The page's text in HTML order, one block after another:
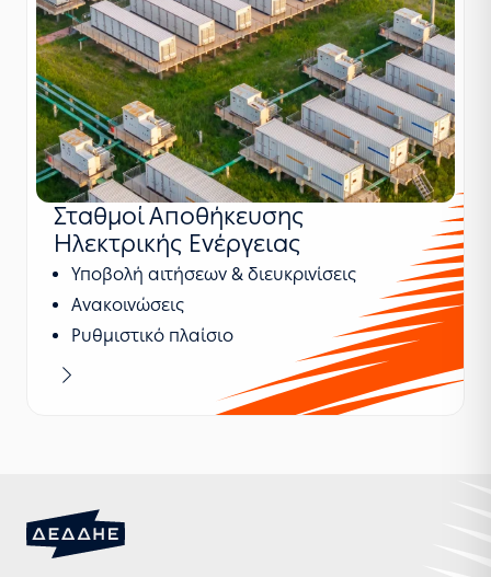
Σταθμοί Αποθήκευσης
Ηλεκτρικής Ενέργειας
Υποβολή αιτήσεων & διευκρινίσεις
Ανακοινώσεις
Ρυθμιστικό πλαίσιο
Μαθαίνω περισσότερα